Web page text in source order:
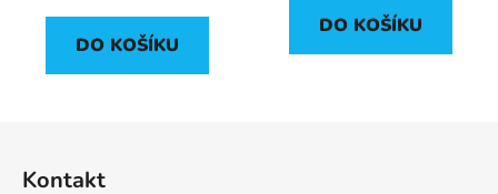
DO KOŠÍKU
DO KOŠÍKU
Kontakt